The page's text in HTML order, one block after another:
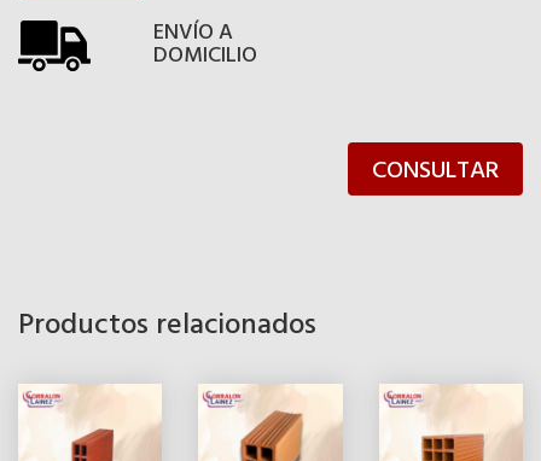
ENVÍO A
DOMICILIO
CONSULTAR
Productos relacionados